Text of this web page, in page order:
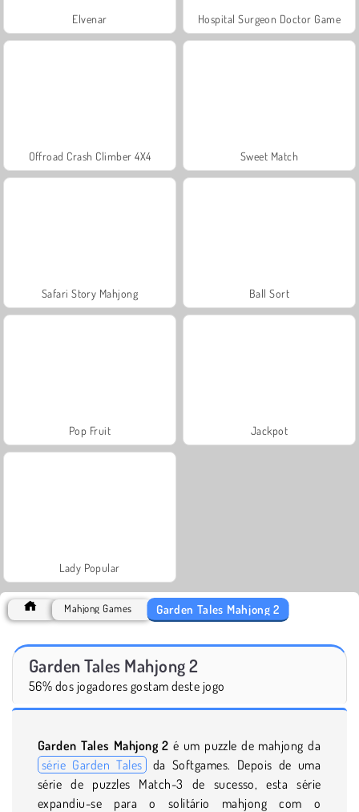
Elvenar Hospital Surgeon Doctor Game
Offroad Crash Climber 4X4 Sweet Match
Safari Story Mahjong Ball Sort
Pop Fruit Jackpot
Lady Popular
Mahjong Games Garden Tales Mahjong 2
Garden Tales Mahjong 2
56% dos jogadores gostam deste jogo
Garden Tales Mahjong 2é um puzzle de mahjong da
série Garden Tales da Softgames. Depois de uma
série de puzzles Match-3 de sucesso, esta série
expandiu-se para o solitário mahjong com o